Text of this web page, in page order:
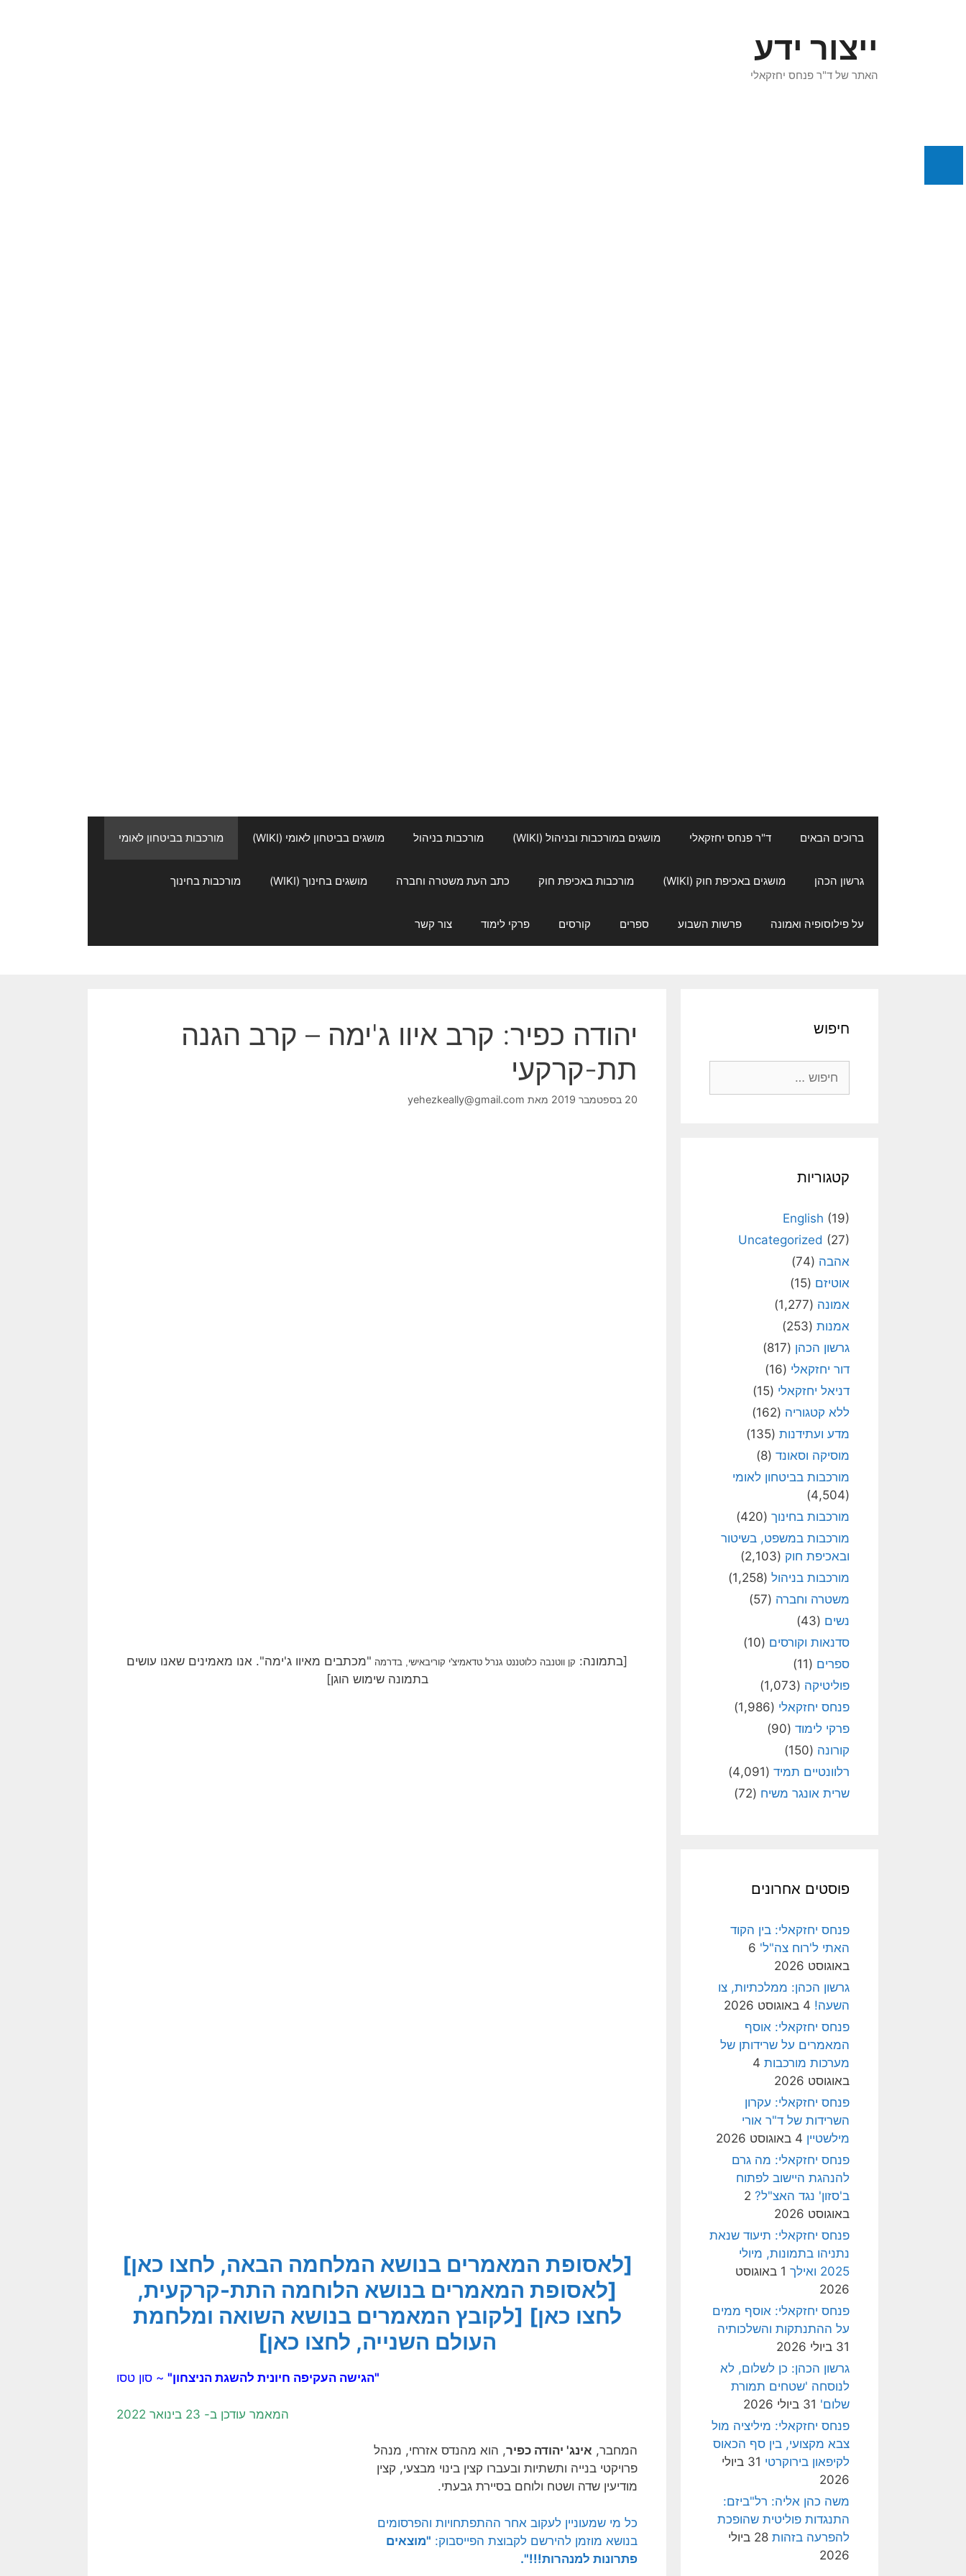
ייצור ידע
האתר של ד"ר פנחס יחזקאלי
ברוכים הבאים ד"ר פנחס יחזקאלי מושגים במורכבות ובניהול (WIKI) מורכבות בניהול מושגים בביטחון לאומי (WIKI) מורכבות בביטחון לאומי
גרשון הכהן מושגים באכיפת חוק (WIKI) מורכבות באכיפת חוק כתב העת משטרה וחברה מושגים בחינוך (WIKI) מורכבות בחינוך
על פילוסופיה ואמונה פרשות השבוע ספרים קורסים פרקי לימוד צור קשר
יהודה כפיר: קרב איוו ג'ימה – קרב הגנה
תת-קרקעי
20 בספטמבר 2019 מאת yehezkeally@gmail.com
[בתמונה: קן ווטנבה כלוטננט גנרל טדאמיצ'י קוריבאישי, בדרמה "מכתבים מאיוו ג'ימה". אנו מאמינים שאנו עושים
בתמונה שימוש הוגן]
[לאסופת המאמרים בנושא המלחמה הבאה, לחצו כאן]
[לאסופת המאמרים בנושא הלוחמה התת-קרקעית,
לחצו כאן] [לקובץ המאמרים בנושא השואה ומלחמת
העולם השנייה, לחצו כאן]
"הגישה העקיפה חיונית להשגת הניצחון" ~ סון טסו
המאמר עודכן ב- 23 בינואר 2022
המחבר, אינג' יהודה כפיר, הוא מהנדס אזרחי, מנהל
פרויקטי בנייה ותשתיות ובעברו קצין בינוי מבצעי, קצין
מודיעין שדה ושטח ולוחם בסיירת גבעתי.
כל מי שמעוניין לעקוב אחר ההתפתחויות והפרסומים
בנושא מוזמן להירשם לקבוצת הפייסבוק: "מוצאים
פתרונות למנהרות!!!".
חיפוש
קטגוריות
English (19)
Uncategorized (27)
אהבה (74)
אוטיזם (15)
אמונה (1,277)
אמנות (253)
גרשון הכהן (817)
דור יחזקאלי (16)
דניאל יחזקאלי (15)
ללא קטגוריה (162)
מדע ועתידנות (135)
מוסיקה וסאונד (8)
מורכבות בביטחון לאומי
(4,504)
מורכבות בחינוך (420)
מורכבות במשפט, בשיטור
ובאכיפת חוק (2,103)
מורכבות בניהול (1,258)
משטרה וחברה (57)
נשים (43)
סדנאות וקורסים (10)
ספרים (11)
פוליטיקה (1,073)
פנחס יחזקאלי (1,986)
פרקי לימוד (90)
קורונה (150)
רלוונטיים תמיד (4,091)
שרית אונגר משיח (72)
פוסטים אחרונים
פנחס יחזקאלי: בין הקוד
האתי ל'רוח צה"ל' 6
באוגוסט 2026
גרשון הכהן: ממלכתיות, צו
השעה! 4 באוגוסט 2026
פנחס יחזקאלי: אוסף
המאמרים על שרידותן של
מערכות מורכבות 4
באוגוסט 2026
פנחס יחזקאלי: עקרון
השרידות של ד"ר אורי
מילשטיין 4 באוגוסט 2026
פנחס יחזקאלי: מה גרם
להנהגת היישוב לפתוח
ב'סזון' נגד האצ"ל? 2
באוגוסט 2026
פנחס יחזקאלי: תיעוד שנאת
נתניהו בתמונות, מיולי
2025 ואילך
1 באוגוסט
2026
פנחס יחזקאלי: אוסף ממים
על ההתנתקות והשלכותיה
31 ביולי 2026
גרשון הכהן: כן לשלום, לא
לנוסחה 'שטחים תמורת
שלום' 31 ביולי 2026
פנחס יחזקאלי: מיליציה מול
צבא מקצועי, בין סף הכאוס
לקיפאון בירוקרטי
31 ביולי
2026
משה כהן אליה: רל"ביזם:
התנגדות פוליטית שהופכת
להפרעה בזהות
28 ביולי
2026